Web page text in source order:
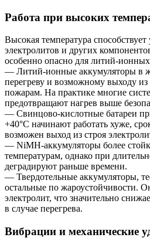
Работа при высоких
Высокая температура
электролитов и других
особенно опасно для литий-ионных
— Литий-ионные аккумуляторы в
перегреву и возможному выходу
пожарам. На практике многие
предотвращают нагрев выше
— Свинцово-кислотные батареи
+40°C начинают работать хуже,
возможен выход из строя
— NiMH-аккумуляторы более
температурам, однако при
деградируют раньше времени.
— Твердотельные аккумуляторы,
остальные по жароустойчивости.
электролит, что значительно
в случае перегрева.
Вибрации и механические